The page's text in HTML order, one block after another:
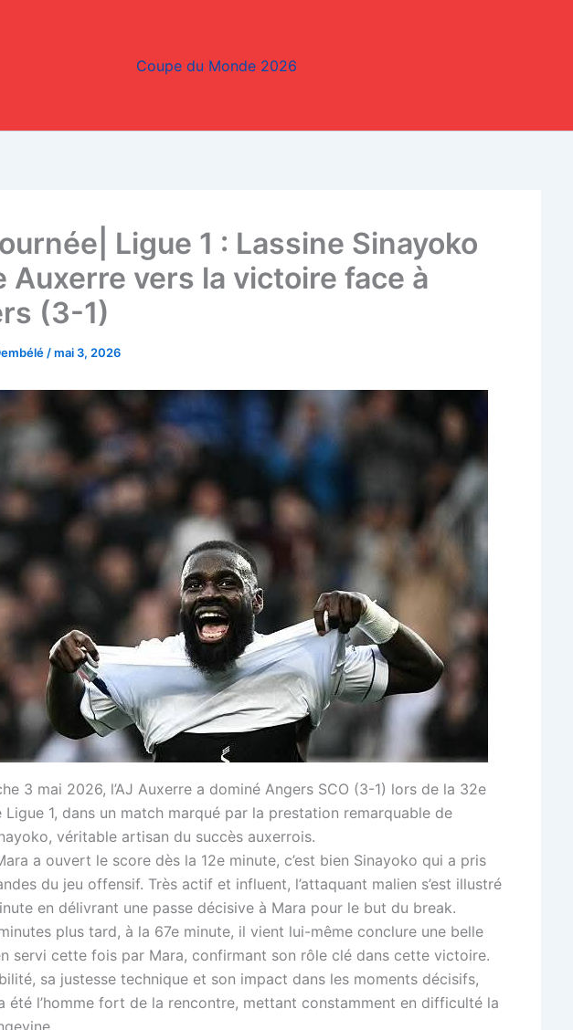
Coupe du Monde 2026
Ligue 1 : Lassine Sinayoko
Auxerre vers la victoire face à
(3-1)
/mai 3, 2026
3 mai 2026, l’AJ Auxerre a dominé Angers SCO (3-1) lors de la 32e
Ligue 1, dans un match marqué par la prestation remarquable de
véritable artisan du succès auxerrois.
a ouvert le score dès la 12e minute, c’est bien Sinayoko qui a pris
du jeu offensif. Très actif et influent, l’attaquant malien s’est illustré
en délivrant une passe décisive à Mara pour le but du break.
plus tard, à la 67e minute, il vient lui-même conclure une belle
servi cette fois par Mara, confirmant son rôle clé dans cette victoire.
sa justesse technique et son impact dans les moments décisifs,
été l’homme fort de la rencontre, mettant constamment en difficulté la